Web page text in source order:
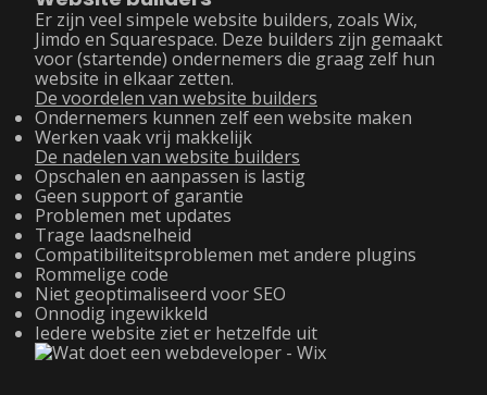
Er zijn veel simpele website builders, zoals Wix,
Jimdo en Squarespace. Deze builders zijn gemaakt
voor (startende) ondernemers die graag zelf hun
website in elkaar zetten.
De voordelen van website builders
Ondernemers kunnen zelf een website maken
Werken vaak vrij makkelijk
De nadelen van website builders
Opschalen en aanpassen is lastig
Geen support of garantie
Problemen met updates
Trage laadsnelheid
Compatibiliteitsproblemen met andere plugins
Rommelige code
Niet geoptimaliseerd voor SEO
Onnodig ingewikkeld
Iedere website ziet er hetzelfde uit